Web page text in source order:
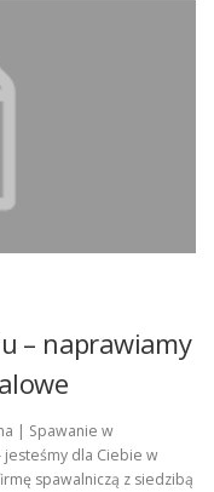
– naprawiamy
| Spawanie w
jesteśmy dla Ciebie w
spawalniczą z siedzibą